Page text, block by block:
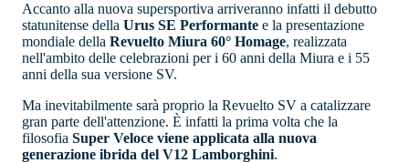
Accanto alla nuova supersportiva arriveranno infatti il debutto
statunitense della Urus SE Performante e la presentazione
mondiale della Revuelto Miura 60° Homage, realizzata
nell'ambito delle celebrazioni per i 60 anni della Miura e i 55
anni della sua versione SV.
Ma inevitabilmente sarà proprio la Revuelto SV a catalizzare
gran parte dell'attenzione. È infatti la prima volta che la
filosofia Super Veloce viene applicata alla nuova
generazione ibrida del V12 Lamborghini.